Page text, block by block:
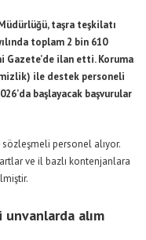
taşra teşkilatı
toplam 2 bin 610
Gazete’de ilan etti. Koruma
ile destek personeli
başlayacak başvurular
sözleşmeli personel alıyor.
ve il bazlı kontenjanlara
unvanlarda alım